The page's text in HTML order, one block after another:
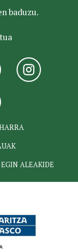
baduzu.
EGIN ALEAKIDE